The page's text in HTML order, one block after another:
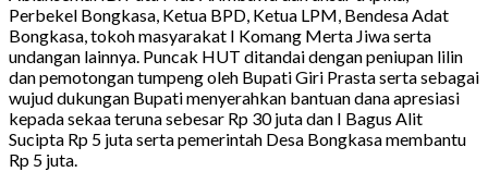
Perbekel Bongkasa, Ketua BPD, Ketua LPM, Bendesa Adat
Bongkasa, tokoh masyarakat I Komang Merta Jiwa serta
undangan lainnya. Puncak HUT ditandai dengan peniupan lilin
dan pemotongan tumpeng oleh Bupati Giri Prasta serta sebagai
wujud dukungan Bupati menyerahkan bantuan dana apresiasi
kepada sekaa teruna sebesar Rp 30 juta dan I Bagus Alit
Sucipta Rp 5 juta serta pemerintah Desa Bongkasa membantu
Rp 5 juta.